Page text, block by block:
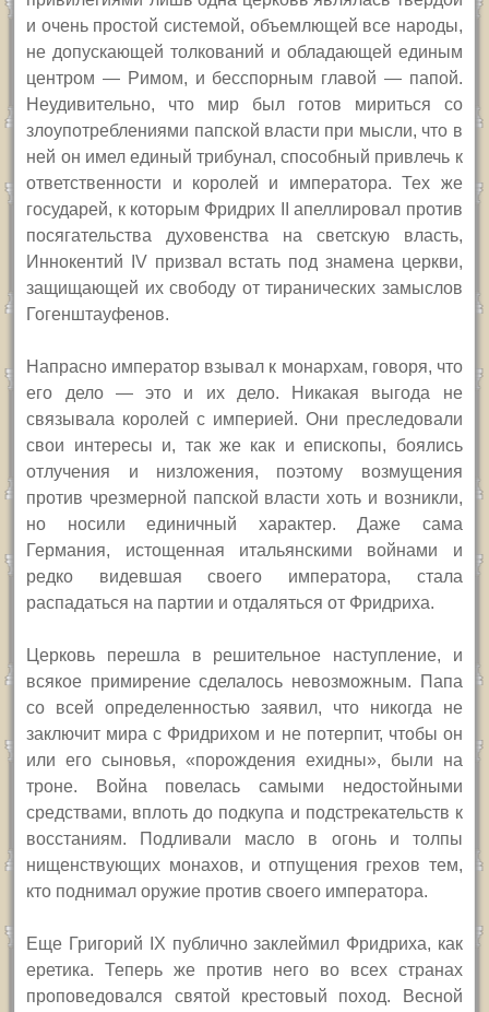
и очень простой системой, объемлющей все народы,
не допускающей толкований и обладающей единым
центром — Римом, и бесспорным главой — папой.
Неудивительно, что мир был готов мириться со
злоупотреблениями папской власти при мысли, что в
ней он имел единый трибунал, способный привлечь к
ответственности и королей и императора. Тех же
государей, к которым Фридрих
IIапеллировал против
посягательства духовенства на светскую власть,
Иннокентий
IV призвал встать под знамена церкви,
защищающей их свободу от тиранических замыслов
Гогенштауфенов.
Напрасно император взывал к монархам, говоря, что
его дело — это и их дело. Никакая выгода не
связывала королей с империей. Они преследовали
свои интересы и, так же как и епископы, боялись
отлучения и низложения, поэтому возмущения
против чрезмерной папской власти хоть и возникли,
но носили единичный характер. Даже сама
Германия, истощенная итальянскими войнами и
редко видевшая своего императора, стала
распадаться на партии и отдаляться от Фридриха.
Церковь перешла в решительное наступление, и
всякое примирение сделалось невозможным. Папа
со всей определенностью заявил, что никогда не
заключит мира с Фридрихом и не потерпит, чтобы он
или его сыновья, «порождения ехидны», были на
троне. Война повелась самыми недостойными
средствами, вплоть до подкупа и подстрекательств к
восстаниям. Подливали масло в огонь и толпы
нищенствующих монахов, и отпущения грехов тем,
кто поднимал оружие против своего императора.
Еще Григорий IX публично заклеймил Фридриха, как
еретика. Теперь же против него во всех странах
проповедовался святой крестовый поход. Весной